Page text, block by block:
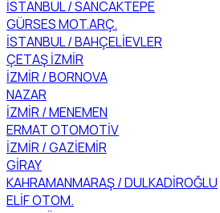
İSTANBUL / SANCAKTEPE
GÜRSES MOT.ARÇ.
İSTANBUL / BAHÇELİEVLER
ÇETAŞ İZMİR
İZMİR / BORNOVA
NAZAR
İZMİR / MENEMEN
ERMAT OTOMOTİV
İZMİR / GAZİEMİR
GİRAY
KAHRAMANMARAŞ / DULKADİROĞLU
ELİF OTOM.